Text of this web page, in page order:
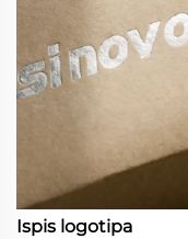
Ispis logotipa